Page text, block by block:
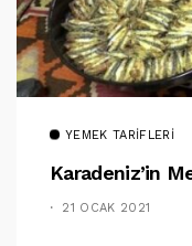
YEMEK TARIFLERI
Karadeniz’in
21 OCAK 2021